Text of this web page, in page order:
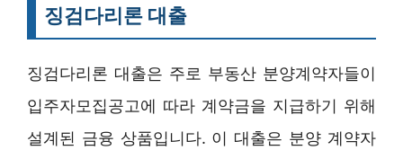
징검다리론 대출
징검다리론 대출은 주로 부동산 분양계약자들이
입주자모집공고에 따라 계약금을 지급하기 위해
설계된 금융 상품입니다. 이 대출은 분양 계약자